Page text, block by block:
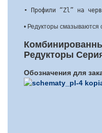
• Профили “Zl” на
• Редукторы cмазываются
Редукторы
Обозначения для